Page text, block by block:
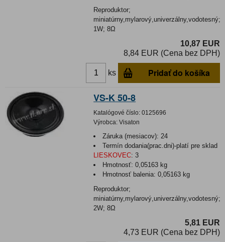
Reproduktor;
miniatúrny,mylarový,univerzálny,vodotesný;
1W; 8Ω
10,87 EUR
8,84 EUR (Cena bez DPH)
ks Pridať do košíka
VS-K 50-8
Katalógové číslo: 0125696
Výrobca: Visaton
Záruka (mesiacov): 24
Termín dodania(prac.dni)-platí pre sklad
LIESKOVEC: 3
Hmotnosť:0,05163 kg
Hmotnosť balenia:0,05163 kg
Reproduktor;
miniatúrny,mylarový,univerzálny,vodotesný;
2W; 8Ω
5,81 EUR
4,73 EUR (Cena bez DPH)